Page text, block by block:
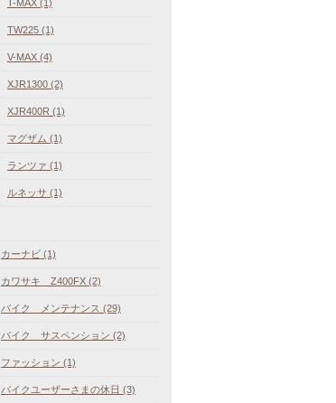
T-MAX (1)
TW225 (1)
V-MAX (4)
XJR1300 (2)
XJR400R (1)
マグザム (1)
ランツァ (1)
ルネッサ (1)
カーナビ (1)
カワサキ Z400FX (2)
バイク メンテナンス (29)
バイク サスペンション (2)
ファッション (1)
バイクユーザーさまの休日 (3)